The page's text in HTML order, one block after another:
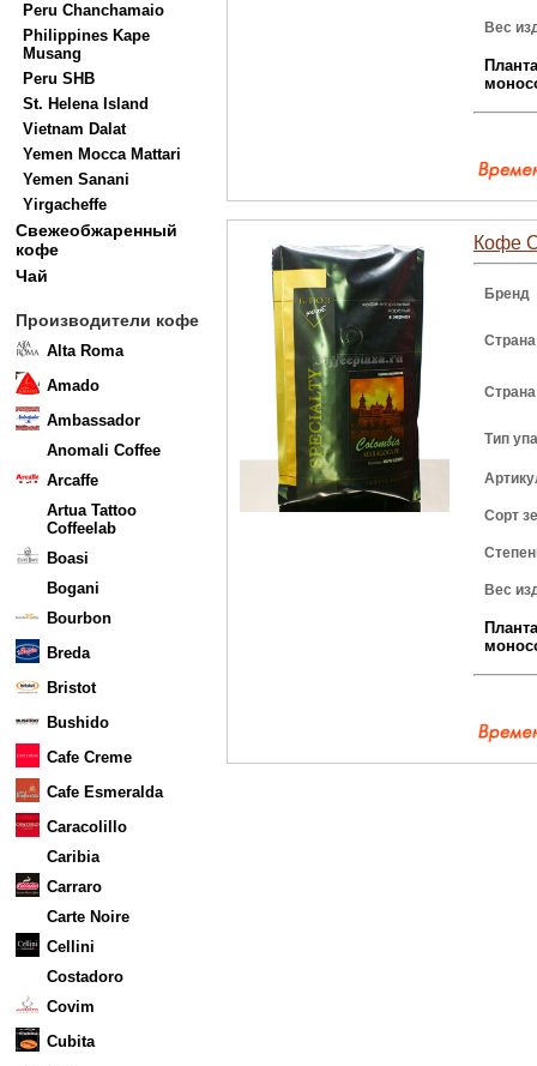
Peru Chanchamaio
Philippines Kape
Musang
Pеru SHB
St. Helena Island
Vietnam Dalat
Yemen Mocca Mattari
Yemen Sanani
Yirgacheffe
Свежеобжаренный
кофе
Чай
Производители кофе
Alta Roma
Amado
Ambassador
Anomali Coffee
Arcaffe
Artua Tattoo
Coffeelab
Boasi
Bogani
Bourbon
Breda
Bristot
Bushido
Cafe Creme
Cafe Esmeralda
Caracolillo
Caribia
Carraro
Carte Noire
Cellini
Costadoro
Covim
Cubita
Вес
Кофе
Бренд
Тип
Сорт
Вес